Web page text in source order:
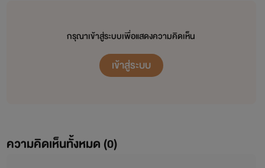
กรุณาเข้าสู่ระบบเพื่อแสดงความคิดเห็น
เข้าสู่ระบบ
ความคิดเห็นทั้งหมด (0)